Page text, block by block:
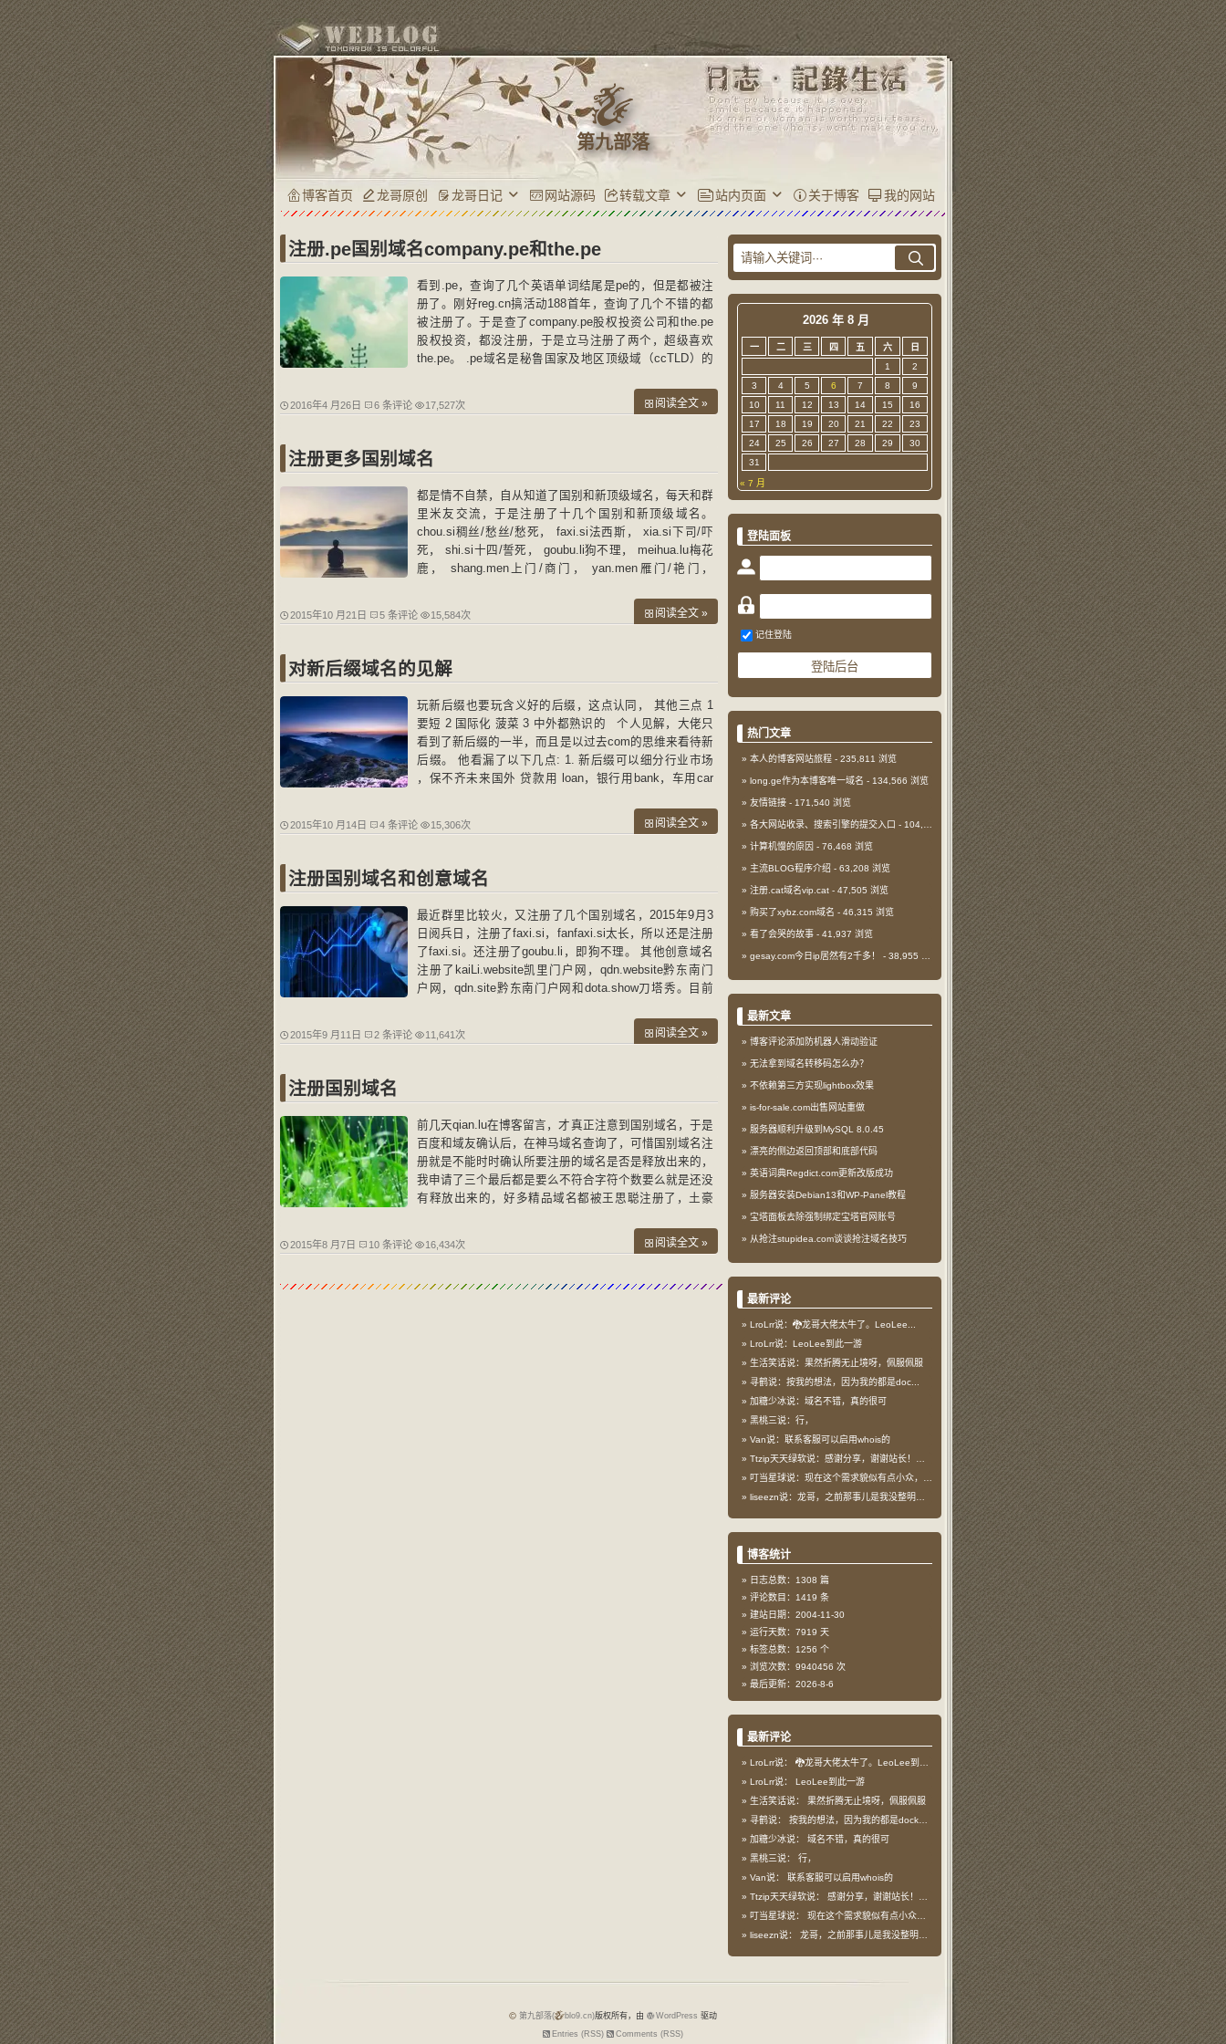
第九部落
博客首页 龙哥原创 龙哥日记 网站源码 转载文章 站内页面 关于博客 我的网站
注册.pe国别域名company.pe和the.pe
看到.pe，查询了几个英语单词结尾是pe的，但是都被注
册了。刚好reg.cn搞活动188首年，查询了几个不错的都
被注册了。于是查了company.pe股权投资公司和the.pe
股权投资，都没注册，于是立马注册了两个，超级喜欢
the.pe。 .pe域名是秘鲁国家及地区顶级域（ccTLD）的
2016年4 月26日 6 条评论 17,527次 阅读全文 »
注册更多国别域名
都是情不自禁，自从知道了国别和新顶级域名，每天和群
里米友交流，于是注册了十几个国别和新顶级域名。
chou.si稠丝/愁丝/愁死， faxi.si法西斯， xia.si下司/吓
死， shi.si十四/誓死， goubu.li狗不理， meihua.lu梅花
鹿， shang.men上门/商门， yan.men雁门/艳门，
2015年10 月21日 5 条评论 15,584次 阅读全文 »
对新后缀域名的见解
玩新后缀也要玩含义好的后缀，这点认同， 其他三点 1
要短 2 国际化 菠菜 3 中外都熟识的 个人见解，大佬只
看到了新后缀的一半，而且是以过去com的思维来看待新
后缀。 他看漏了以下几点: 1. 新后缀可以细分行业市场
，保不齐未来国外 贷款用 loan，银行用bank，车用car
2015年10 月14日 4 条评论 15,306次 阅读全文 »
注册国别域名和创意域名
最近群里比较火，又注册了几个国别域名，2015年9月3
日阅兵日，注册了faxi.si，fanfaxi.si太长，所以还是注册
了faxi.si。还注册了goubu.li，即狗不理。 其他创意域名
注册了kaiLi.website凯里门户网，qdn.website黔东南门
户网，qdn.site黔东南门户网和dota.show刀塔秀。目前
2015年9 月11日 2 条评论 11,641次 阅读全文 »
注册国别域名
前几天qian.lu在博客留言，才真正注意到国别域名，于是
百度和域友确认后，在神马域名查询了，可惜国别域名注
册就是不能时时确认所要注册的域名是否是释放出来的，
我申请了三个最后都是要么不符合字符个数要么就是还没
有释放出来的，好多精品域名都被王思聪注册了，土豪
2015年8 月7日 10 条评论 16,434次 阅读全文 »
2026 年 8 月
一 二 三 四 五 六
日
1
2
3
4 5 6 7 8
9
10
11 12 13 14 15
16
17
18 19 20 21 22
23
24
25 26 27 28 29
30
31
« 7 月
登陆面板
记住登陆
热门文章
本人的博客网站旅程 - 235,811 浏览
long.ge作为本博客唯一域名 - 134,566 浏览
友情链接 - 171,540 浏览
各大网站收录、搜索引擎的提交入口 - 104,417 浏览
计算机慢的原因 - 76,468 浏览
主流BLOG程序介绍 - 63,208 浏览
注册.cat域名vip.cat - 47,505 浏览
购买了xybz.com域名 - 46,315 浏览
看了会哭的故事 - 41,937 浏览
gesay.com今日ip居然有2千多！ - 38,955 浏览
最新文章
博客评论添加防机器人滑动验证
无法拿到域名转移码怎么办？
不依赖第三方实现lightbox效果
is-for-sale.com出售网站重做
服务器顺利升级到MySQL 8.0.45
漂亮的侧边返回顶部和底部代码
英语词典Regdict.com更新改版成功
服务器安装Debian13和WP-Panel教程
宝塔面板去除强制绑定宝塔官网账号
从抢注stupidea.com谈谈抢注域名技巧
最新评论
LroLrr说：🐉龙哥大佬太牛了。LeoLee...
LroLrr说：LeoLee到此一游
生活笑话说：果然折腾无止境呀，佩服佩服
寻鹤说：按我的想法，因为我的都是doc...
加糖少冰说：域名不错，真的很可
黑桃三说：行，
Van说：联系客服可以启用whois的
Ttzip天天绿软说：感谢分享，谢谢站长！！已收藏
叮当星球说：现在这个需求貌似有点小众，不过...
liseezn说：龙哥，之前那事儿是我没整明白，...
博客统计
日志总数：1308 篇
评论数目：1419 条
建站日期：2004-11-30
运行天数：7919 天
标签总数：1256 个
浏览次数：9940456 次
最后更新：2026-8-6
最新评论
LroLrr说： 🐉龙哥大佬太牛了。LeoLee到此一游
LroLrr说： LeoLee到此一游
生活笑话说： 果然折腾无止境呀，佩服佩服
寻鹤说： 按我的想法，因为我的都是docker容器…
加糖少冰说： 域名不错，真的很可
黑桃三说： 行，
Van说： 联系客服可以启用whois的
Ttzip天天绿软说： 感谢分享，谢谢站长！！已收藏
叮当星球说： 现在这个需求貌似有点小众，不过工具类我也…
liseezn说： 龙哥，之前那事儿是我没整明白，搞个申请页…
第九部落( blo9.cn)版权所有，由 WordPress 驱动
Entries (RSS)
Comments (RSS)